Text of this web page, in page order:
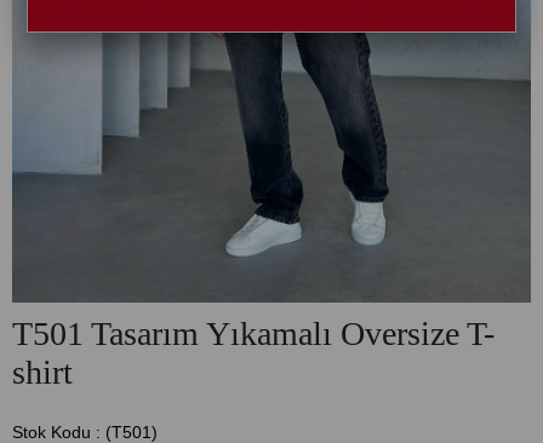
T501 Tasarım Yıkamalı Oversize T-
shirt
Stok Kodu (T501)